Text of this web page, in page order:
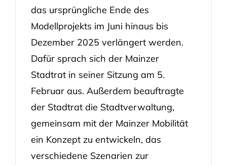
das ursprüngliche Ende des
Modellprojekts im Juni hinaus bis
Dezember 2025 verlängert werden.
Dafür sprach sich der Mainzer
Stadtrat in seiner Sitzung am 5.
Februar aus. Außerdem beauftragte
der Stadtrat die Stadtverwaltung,
gemeinsam mit der Mainzer Mobilität
ein Konzept zu entwickeln, das
verschiedene Szenarien zur